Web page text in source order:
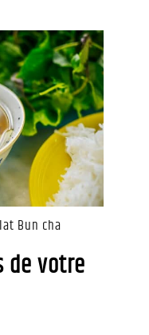
Bun cha
de votre